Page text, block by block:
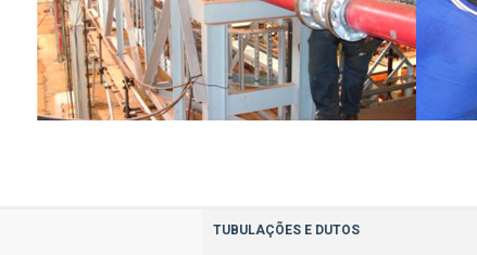
TUBULAÇÕES E DUTOS